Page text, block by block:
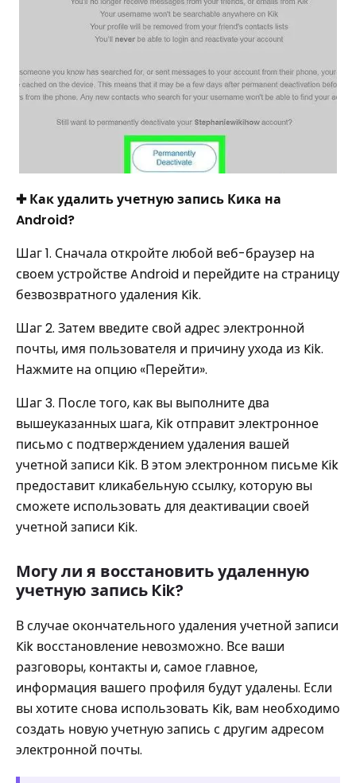
✚ Как удалить учетную запись Кика на
Android?
Шаг 1. Сначала откройте любой веб-браузер на
своем устройстве Android и перейдите на страницу
безвозвратного удаления Kik.
Шаг 2. Затем введите свой адрес электронной
почты, имя пользователя и причину ухода из Kik.
Нажмите на опцию «Перейти».
Шаг 3. После того, как вы выполните два
вышеуказанных шага, Kik отправит электронное
письмо с подтверждением удаления вашей
учетной записи Kik. В этом электронном письме Kik
предоставит кликабельную ссылку, которую вы
сможете использовать для деактивации своей
учетной записи Kik.
Могу ли я восстановить удаленную
учетную запись Kik?
В случае окончательного удаления учетной записи
Kik восстановление невозможно. Все ваши
разговоры, контакты и, самое главное,
информация вашего профиля будут удалены. Если
вы хотите снова использовать Kik, вам необходимо
создать новую учетную запись с другим адресом
электронной почты.